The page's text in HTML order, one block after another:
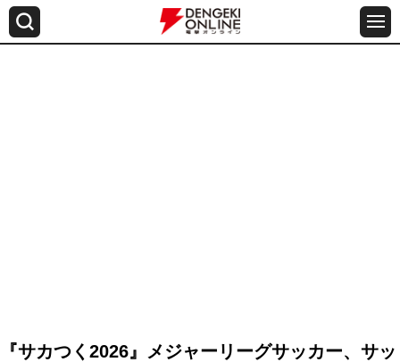
『サカつく2026』メジャーリーグサッカー、サッ